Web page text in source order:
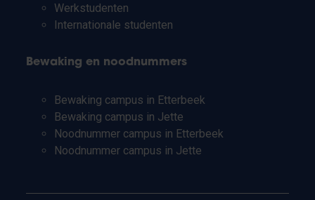
Werkstudenten
Internationale studenten
Bewaking en noodnummers
Bewaking campus in Etterbeek
Bewaking campus in Jette
Noodnummer campus in Etterbeek
Noodnummer campus in Jette